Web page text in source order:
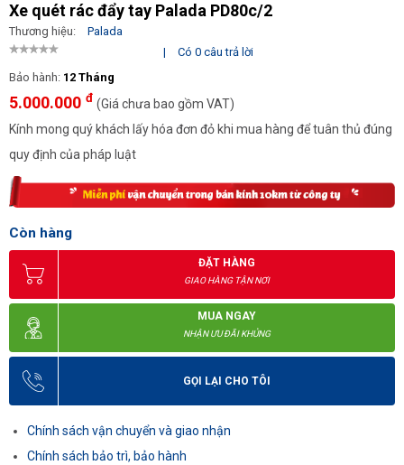
Xe quét rác đẩy tay Palada PD80c/2
Thương hiệu:
Palada
|
Có 0 câu trả lời
Bảo hành: 12 Tháng
5.000.000 đ (Giá chưa bao gồm VAT)
Kính mong quý khách lấy hóa đơn đỏ khi mua hàng để tuân thủ đúng
quy định của pháp luật
Còn hàng
ĐẶT HÀNG
GIAO HÀNG TẬN NƠI
MUA NGAY
NHẬN ƯU ĐÃI KHỦNG
GỌI LẠI CHO TÔI
Chính sách vận chuyển và giao nhận
Chính sách bảo trì, bảo hành